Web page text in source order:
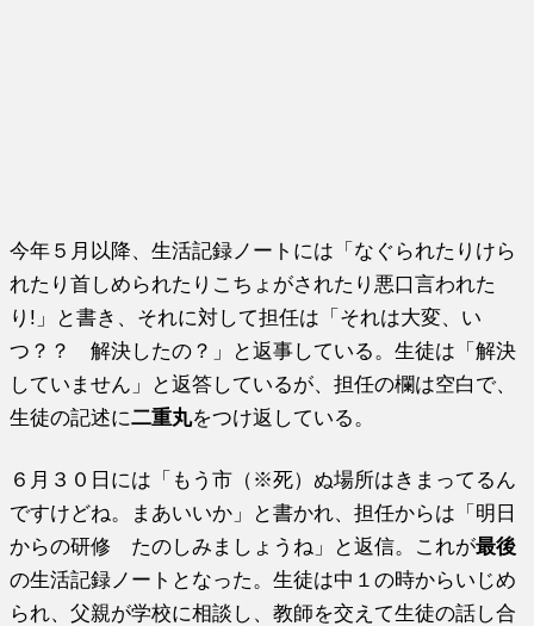
今年５月以降、生活記録ノートには「なぐられたりけら
れたり首しめられたりこちょがされたり悪口言われた
り!」と書き、それに対して担任は「それは大変、い
つ？？ 解決したの？」と返事している。生徒は「解決
していません」と返答しているが、担任の欄は空白で、
生徒の記述に二重丸をつけ返している。
６月３０日には「もう市（※死）ぬ場所はきまってるん
ですけどね。まあいいか」と書かれ、担任からは「明日
からの研修 たのしみましょうね」と返信。これが最後
の生活記録ノートとなった。生徒は中１の時からいじめ
られ、父親が学校に相談し、教師を交えて生徒の話し合